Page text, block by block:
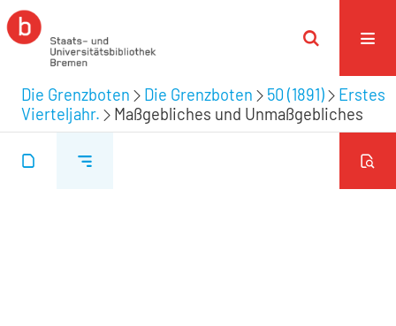
Die Grenzboten Die Grenzboten 50 (1891)
Erstes
Vierteljahr.
Maßgebliches und Unmaßgebliches